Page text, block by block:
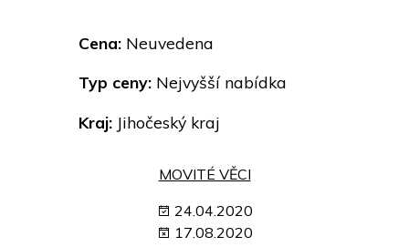
Cena: Neuvedena
Typ ceny: Nejvyšší nabídka
Kraj: Jihočeský kraj
MOVITÉ VĚCI
24.04.2020
17.08.2020